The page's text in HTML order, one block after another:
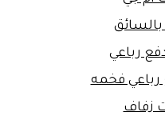
بالسائق
رباعي
رباعي فخمه
زفاف